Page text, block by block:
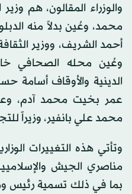
والوزراء المقالون، هم
محمد، وعُين بدلاً منه
أحمد الشريف، ووزير
وعُين محله الصحافي
الدينية والأوقاف
عمر بخيت محمد آدم،
محمد علي بانفير، وزيراً
وتأتي هذه التغييرات
مناصري الجيش
بما في ذلك تسمية رئيس